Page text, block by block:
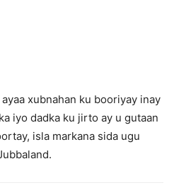
xubnahan ku booriyay inay
iyo dadka ku jirto ay u gutaan
isla markana sida ugu